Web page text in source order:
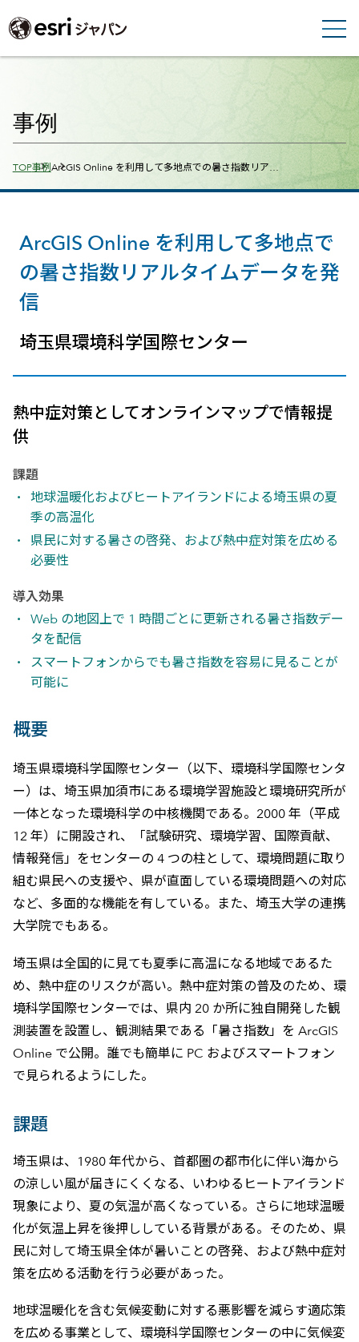
事例
Breadcrumbs
TOP事例ArcGIS Online を利用して多地点での暑さ指数リア…
ArcGIS Online を利用して多地点で
の暑さ指数リアルタイムデータを発
信
埼玉県環境科学国際センター
熱中症対策としてオンラインマップで情報提
供
課題
地球温暖化およびヒートアイランドによる埼玉県の夏
季の高温化
県民に対する暑さの啓発、および熱中症対策を広める
必要性
導入効果
Web の地図上で 1 時間ごとに更新される暑さ指数デー
タを配信
スマートフォンからでも暑さ指数を容易に見ることが
可能に
概要
埼玉県環境科学国際センター（以下、環境科学国際センタ
ー）は、埼玉県加須市にある環境学習施設と環境研究所が
一体となった環境科学の中核機関である。2000 年（平成
12 年）に開設され、「試験研究、環境学習、国際貢献、
情報発信」をセンターの 4 つの柱として、環境問題に取り
組む県民への支援や、県が直面している環境問題への対応
など、多面的な機能を有している。また、埼玉大学の連携
大学院でもある。
埼玉県は全国的に見ても夏季に高温になる地域であるた
め、熱中症のリスクが高い。熱中症対策の普及のため、環
境科学国際センターでは、県内 20 か所に独自開発した観
測装置を設置し、観測結果である「暑さ指数」を ArcGIS
Online で公開。誰でも簡単に PC およびスマートフォン
で見られるようにした。
課題
埼玉県は、1980 年代から、首都圏の都市化に伴い海から
の涼しい風が届きにくくなる、いわゆるヒートアイランド
現象により、夏の気温が高くなっている。さらに地球温暖
化が気温上昇を後押ししている背景がある。そのため、県
民に対して埼玉県全体が暑いことの啓発、および熱中症対
策を広める活動を行う必要があった。
地球温暖化を含む気候変動に対する悪影響を減らす適応策
を広める事業として、環境科学国際センターの中に気候変